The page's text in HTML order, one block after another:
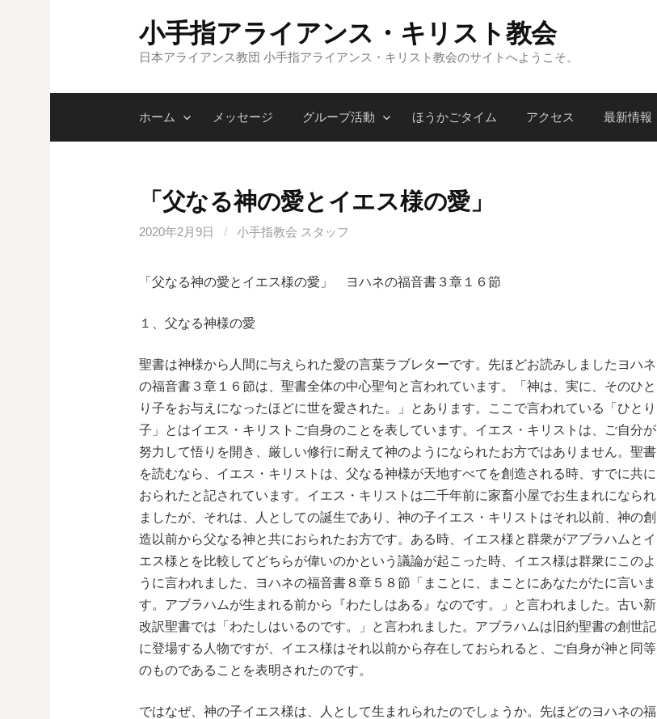
ツ
ス
小手指アライアンス・キリスト教会
日本アライアンス教団 小手指アライアンス・キリスト教会のサイトへようこそ。
ホーム メッセージ グループ活動 ほうかごタイム アクセス 最新情報
「父なる神の愛とイエス様の愛」
2020年2月9日 / 小手指教会 スタッフ
「父なる神の愛とイエス様の愛」 ヨハネの福音書３章１６節
１、父なる神様の愛
聖書は神様から人間に与えられた愛の言葉ラブレターです。先ほどお読みしましたヨハネ
の福音書３章１６節は、聖書全体の中心聖句と言われています。「神は、実に、そのひと
り子をお与えになったほどに世を愛された。」とあります。ここで言われている「ひとり
子」とはイエス・キリストご自身のことを表しています。イエス・キリストは、ご自分が
努力して悟りを開き、厳しい修行に耐えて神のようになられたお方ではありません。聖書
を読むなら、イエス・キリストは、父なる神様が天地すべてを創造される時、すでに共に
おられたと記されています。イエス・キリストは二千年前に家畜小屋でお生まれになられ
ましたが、それは、人としての誕生であり、神の子イエス・キリストはそれ以前、神の創
造以前から父なる神と共におられたお方です。ある時、イエス様と群衆がアブラハムとイ
エス様とを比較してどちらが偉いのかという議論が起こった時、イエス様は群衆にこのよ
うに言われました、ヨハネの福音書８章５８節「まことに、まことにあなたがたに言いま
す。アブラハムが生まれる前から『わたしはある』なのです。」と言われました。古い新
改訳聖書では「わたしはいるのです。」と言われました。アブラハムは旧約聖書の創世記
に登場する人物ですが、イエス様はそれ以前から存在しておられると、ご自身が神と同等
のものであることを表明されたのです。
ではなぜ、神の子イエス様は、人として生まれられたのでしょうか。先ほどのヨハネの福